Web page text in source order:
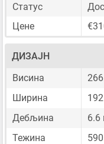
Статус
Цене
ДИЗАЈН
Висина
Ширина
Дебљина
Тежина